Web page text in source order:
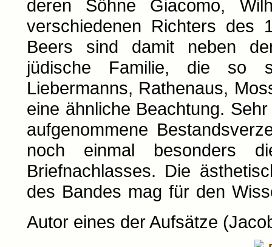
deren Söhne Giacomo,
verschiedenen Richters des
Beers sind damit neben
jüdische Familie, die so
Liebermanns, Rathenaus,
eine ähnliche Beachtung.
aufgenommene
noch einmal besonders
Briefnachlasses. Die
des Bandes mag für den
Autor eines der Aufsätze